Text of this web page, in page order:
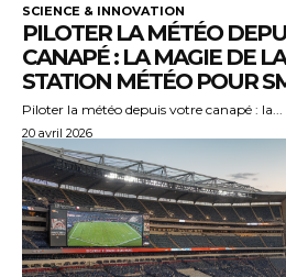
SCIENCE & INNOVATION
PILOTER LA MÉTÉO
CANAPÉ : LA MAGIE DE
STATION MÉTÉO POUR
Piloter la météo depuis votre canapé : la...
20 avril 2026